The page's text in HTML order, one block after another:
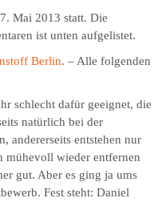
Mai 2013 statt. Die
ist unten aufgelistet.
Berlin. – Alle folgenden
schlecht dafür geeignet, die
natürlich bei der
andererseits entstehen nur
mühevoll wieder entfernen
gut. Aber es ging ja ums
Fest steht: Daniel